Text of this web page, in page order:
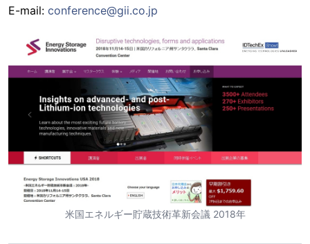
E-mail: conference@gii.co.jp
米国エネルギー貯蔵技術革新会議 2018年